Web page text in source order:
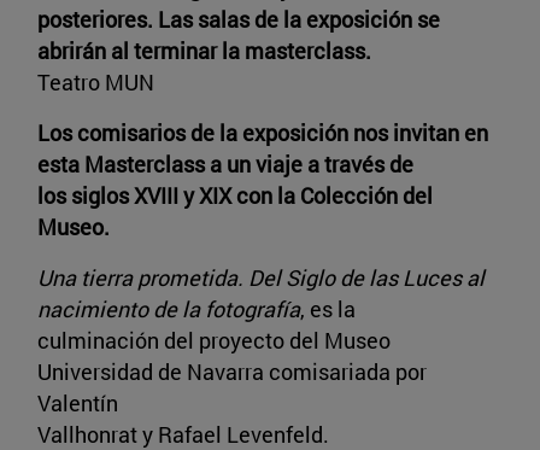
posteriores. Las salas de la exposición se
abrirán al terminar la masterclass.
Teatro MUN
Los comisarios de la exposición nos invitan en
esta Masterclass a un viaje a través de
los siglos XVIII y XIX con la Colección del
Museo.
Una tierra prometida. Del Siglo de las Luces al
nacimiento de la fotografía, es la
culminación del proyecto del Museo
Universidad de Navarra comisariada por
Valentín
Vallhonrat y Rafael Levenfeld.